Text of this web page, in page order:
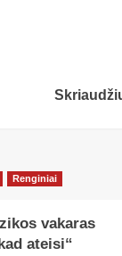
Renginiai
vakaras
ateisi“